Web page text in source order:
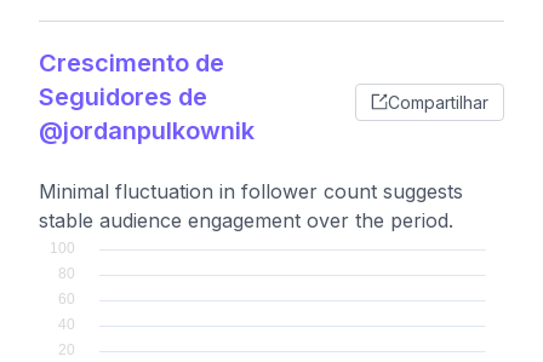
Crescimento de
Seguidores de
@jordanpulkownik
Compartilhar
Minimal fluctuation in follower count suggests
stable audience engagement over the period.